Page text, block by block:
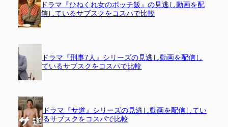
ドラマ『ひねくれ女のボッチ飯』の見逃し動画を配
信しているサブスクをコスパで比較
ドラマ『刑事7人』シリーズの見逃し動画を配信し
ているサブスクをコスパで比較
ドラマ『サ道』シリーズの見逃し動画を配信してい
るサブスクをコスパで比較